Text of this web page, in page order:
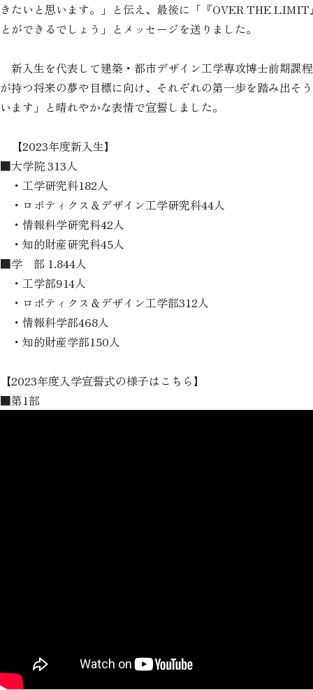
きたいと思います。」と伝え、最後に「『OVER THE
とができるでしょう」とメッセージを送りました。
新入生を代表して建築・都市デザイン工学専攻博士前期課
が持つ将来の夢や目標に向け、それぞれの第一歩を踏み出そ
います」と晴れやかな表情で宣誓しました。
【2023年度新入生】
■大学院 313人
・工学研究科182人
・ロボティクス＆デザイン工学研究科44人
・情報科学研究科42人
・知的財産研究科45人
■学 部 1.844人
・工学部914人
・ロボティクス＆デザイン工学部312人
・情報科学部468人
・知的財産学部150人
【2023年度入学宣誓式の様子はこちら】
■第1部